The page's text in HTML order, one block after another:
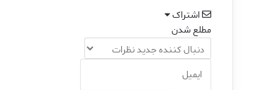
اشتراک
مطلع شدن